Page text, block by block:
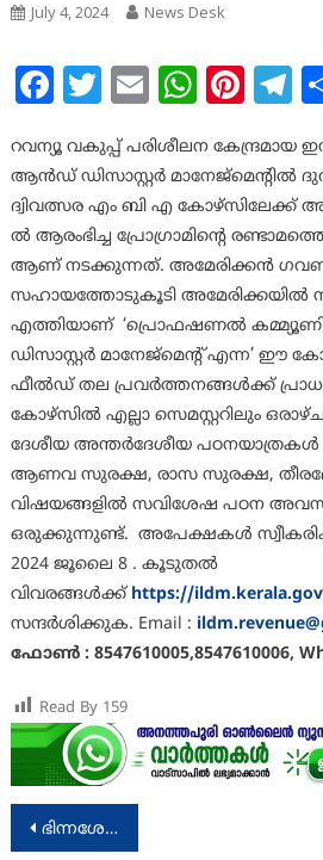
July 4, 2024 News Desk
Facebook
Twitter
Email
റവന്യൂ വകുപ്പ് പരിശീലന കേന്ദ്രമായ
ആന്‍ഡ് ഡിസാസ്റ്റര്‍ മാനേജ്‌മെന്റില്‍
ദ്വിവത്സര എം ബി എ കോഴ്‌സിലേക്ക്
ല്‍ ആരംഭിച്ച പ്രോഗ്രാമിന്റെ
ആണ് നടക്കുന്നത്. അമേരിക്കന്‍
സഹായത്തോടുകൂടി അമേരിക്കയില്‍
എത്തിയാണ് ‘പ്രൊഫഷണല്‍
ഡിസാസ്റ്റര്‍ മാനേജ്‌മെന്റ് എന്ന’ ഈ
ഫീല്‍ഡ് തല പ്രവര്‍ത്തനങ്ങള്‍ക്ക്
കോഴ്‌സില്‍ എല്ലാ സെമസ്റ്ററിലും
ദേശീയ അന്തര്‍ദേശീയ പഠനയാത്രകള്‍
ആണവ സുരക്ഷ, രാസ സുരക്ഷ,
വിഷയങ്ങളില്‍ സവിശേഷ പഠന
ഒരുക്കുന്നുണ്ട്. അപേക്ഷകള്‍
2024 ജൂലൈ 8 . കൂടുതല്‍
വിവരങ്ങള്‍ക്ക് https://
സന്ദര്‍ശിക്കുക. Email :
ഫോണ്‍ : 8547610005,8547610006,
Read By 159
Post
ഭിന്നശേഷി തിരിച്ചറിയൽ കാർഡ് : പ്രത്യേക രജിസ്ട്രേഷൻ ക്യാമ്പയിൻ: ഡോ:ആർ.ബിന്ദു